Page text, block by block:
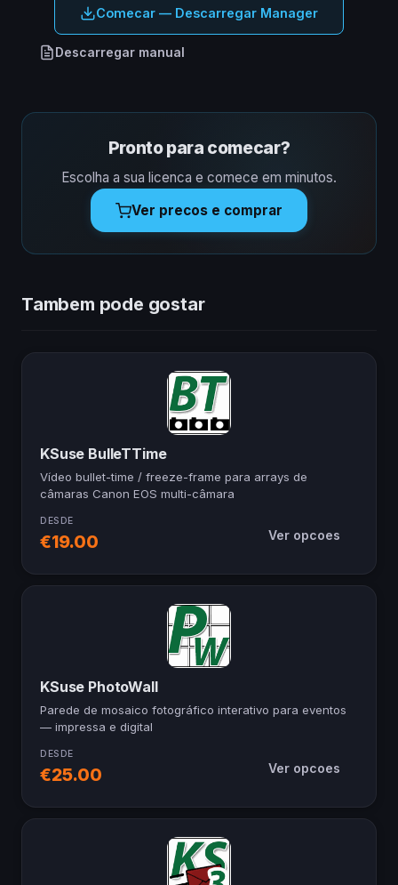
Comecar — Descarregar Manager
Descarregar manual
Pronto para comecar?
Escolha a sua licenca e comece em minutos.
Ver precos e comprar
Tambem pode gostar
KSuse BulleTTime
Vídeo bullet-time / freeze-frame para arrays de
câmaras Canon EOS multi-câmara
DESDE
€19.00 Ver opcoes
KSuse PhotoWall
Parede de mosaico fotográfico interativo para eventos
— impressa e digital
DESDE
€25.00 Ver opcoes